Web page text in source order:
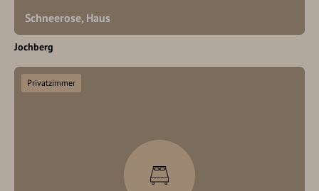
Schneerose, Haus
Jochberg
Privatzimmer